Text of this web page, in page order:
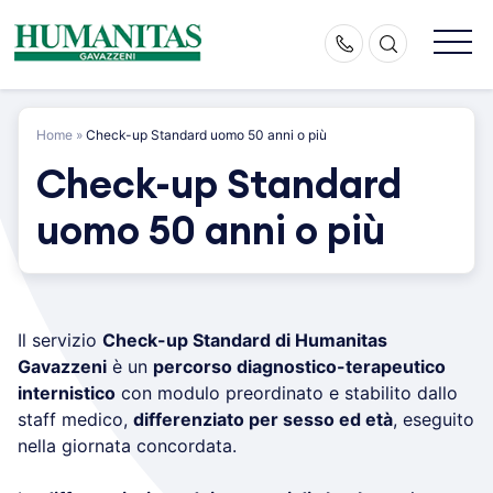
content
Home » Check-up Standard uomo 50 anni o più
Check-up Standard
uomo 50 anni o più
Il servizio Check-up Standard di Humanitas
Gavazzeni è un percorso diagnostico-terapeutico
internistico con modulo preordinato e stabilito dallo
staff medico, differenziato per sesso ed età, eseguito
nella giornata concordata.